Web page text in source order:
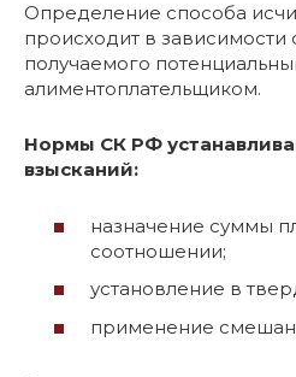
Определение способа
происходит в зависимости
получаемого
алиментоплательщиком.
Нормы СК РФ
взысканий:
назначение суммы
соотношении;
установление в
применение